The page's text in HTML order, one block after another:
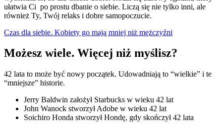
ułatwia Ci po prostu dbanie o siebie. Liczą się nie tylko inni, ale
również Ty, Twój relaks i dobre samopoczucie.
Czas dla siebie. Kobiety go mają mniej niż mężczyźni
Możesz wiele. Więcej niż myślisz?
42 lata to może być nowy początek. Udowadniają to “wielkie” i te
“mniejsze” historie.
Jerry Baldwin założył Starbucks w wieku 42 lat
John Wanock stworzył Adobe w wieku 42 lat
Soichiro Honda stworzył Hondę, gdy skończył 42 lata